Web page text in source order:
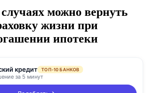
можно вернуть
жизни при
ипотеки
кредит ТОП-10 БАНКОВ
за 5 минут